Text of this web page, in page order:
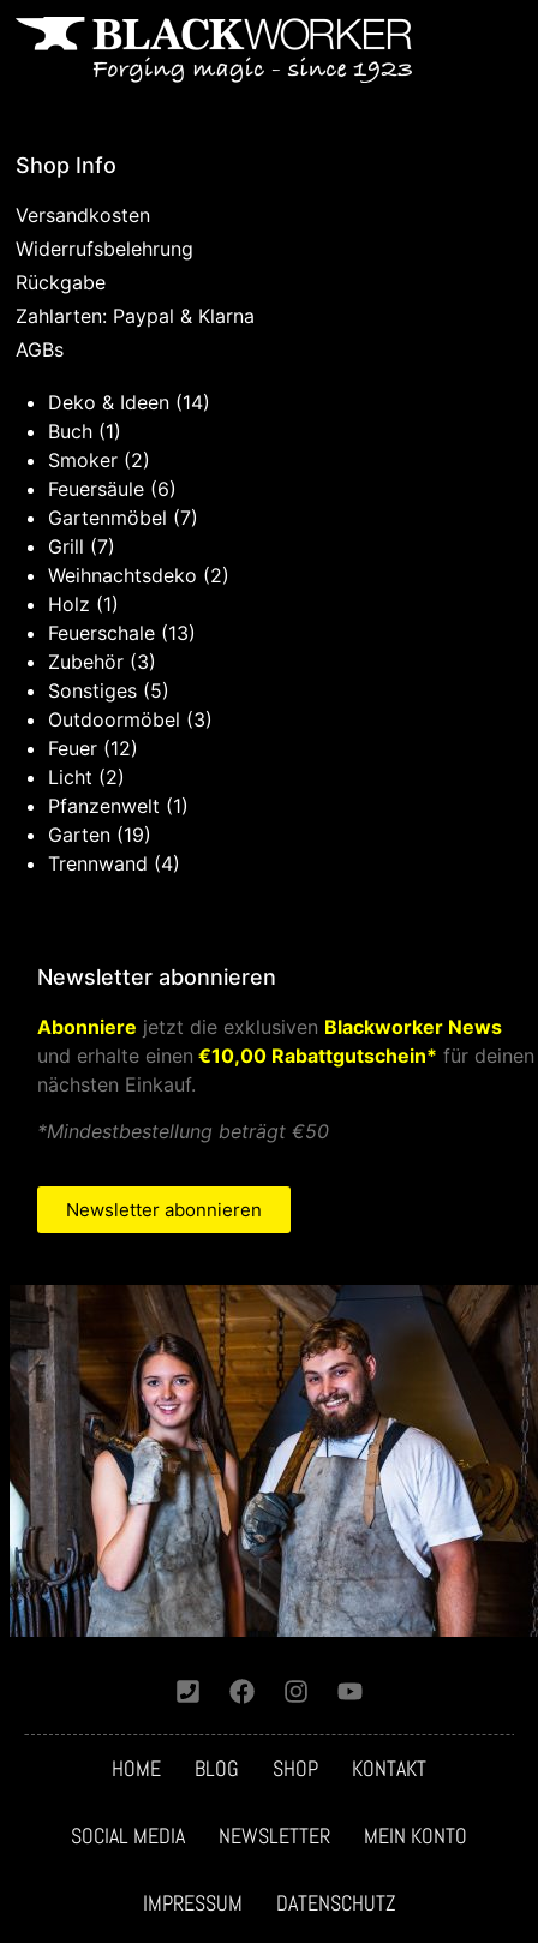
Shop Info
Versandkosten
Widerrufsbelehrung
Rückgabe
Zahlarten: Paypal & Klarna
AGBs
Deko & Ideen (14)
Buch (1)
Smoker (2)
Feuersäule (6)
Gartenmöbel (7)
Grill (7)
Weihnachtsdeko (2)
Holz (1)
Feuerschale (13)
Zubehör (3)
Sonstiges (5)
Outdoormöbel (3)
Feuer (12)
Licht (2)
Pfanzenwelt (1)
Garten (19)
Trennwand (4)
Newsletter abonnieren
Abonniere jetzt die exklusiven Blackworker News
und erhalte einen €10,00 Rabattgutschein* für deinen
nächsten Einkauf.
*Mindestbestellung beträgt €50
Newsletter abonnieren
HOME BLOG SHOP KONTAKT
SOCIAL MEDIA NEWSLETTER MEIN KONTO
IMPRESSUM DATENSCHUTZ